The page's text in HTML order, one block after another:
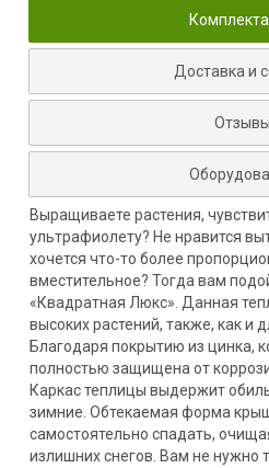
Доставка и
Отзывы
Выращиваете растения,
ультрафиолету? Не нравится
хочется что-то более
вместительное? Тогда вам
«Квадратная Люкс». Данная
высоких растений, также, как и
Благодаря покрытию из цинка,
полностью защищена от
Каркас теплицы выдержит
зимние. Обтекаемая форма
самостоятельно спадать,
излишних снегов. Вам не нужно